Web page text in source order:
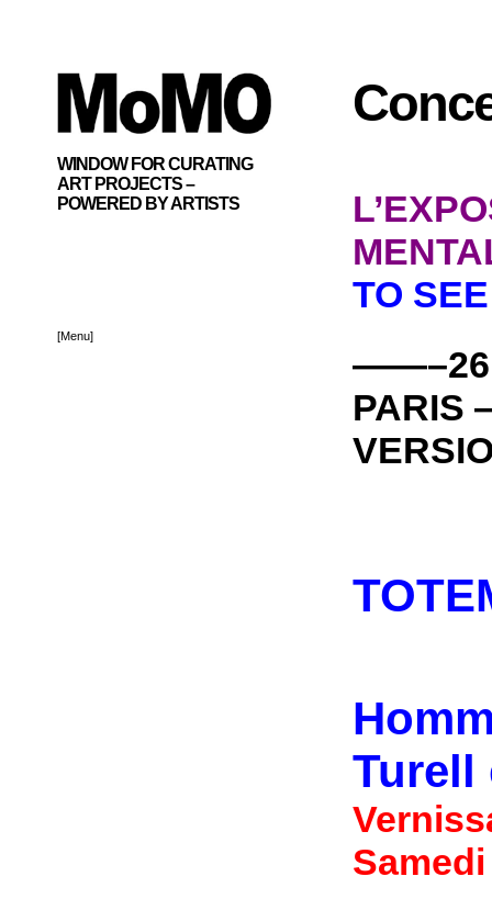
WINDOW FOR CURATING
ART PROJECTS –
POWERED BY ARTISTS
[Menu]
TO
——–26,
PARIS
Turell